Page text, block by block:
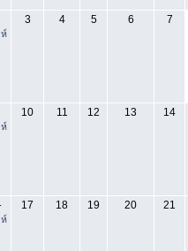
3 4 5 6 7
10 11 12 13 14
17 18 19 20 21